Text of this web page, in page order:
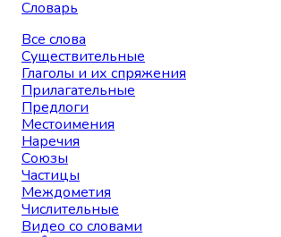
Словарь
Все слова
Существительные
Глаголы и их спряжения
Прилагательные
Предлоги
Местоимения
Наречия
Союзы
Частицы
Междометия
Числительные
Видео со словами